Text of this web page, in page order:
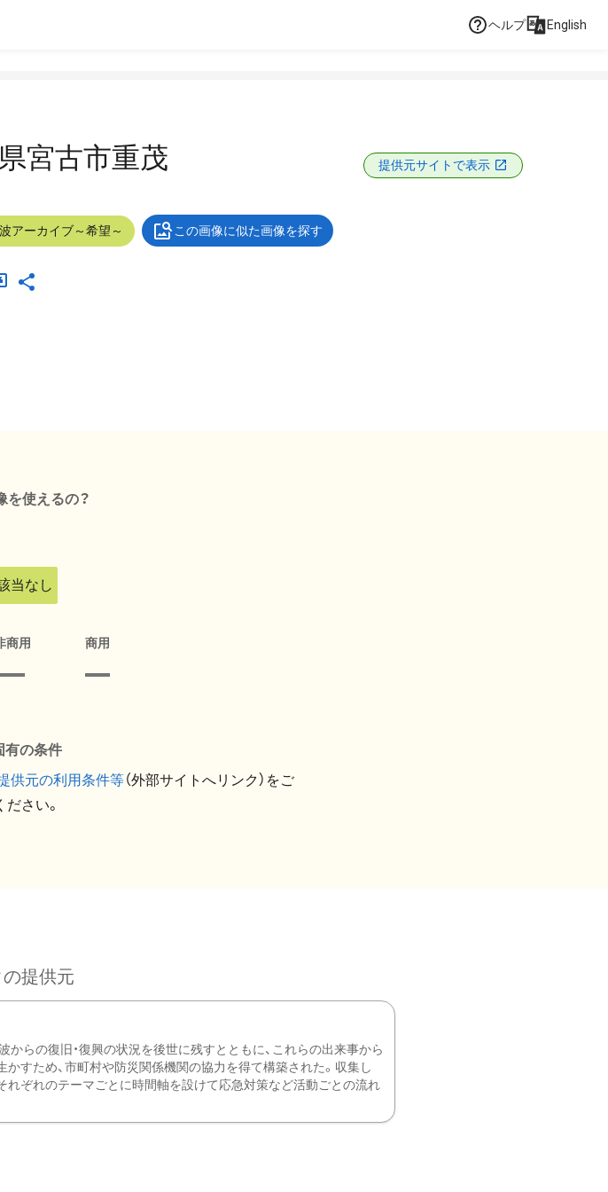
ヘルプ English
宮古市重茂 提供元サイトで表示
アーカイブ～希望～ この画像に似た画像を探す
を使えるの？
当なし
商用 商用
有の条件
供元の利用条件等（外部サイトへリンク）をご
さい。
提供元
らの復旧・復興の状況を後世に残すとともに、これらの出来事から
すため、市町村や防災関係機関の協力を得て構築された。収集し
れぞれのテーマごとに時間軸を設けて応急対策など活動ごとの流れ